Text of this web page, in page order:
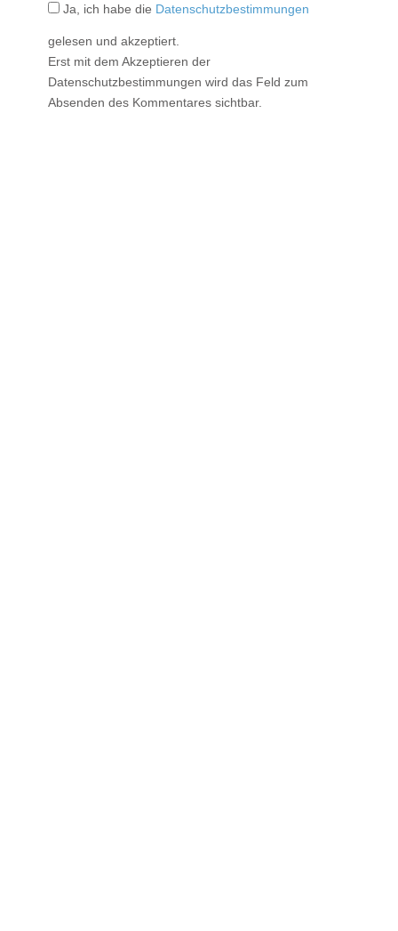
Ja, ich habe die Datenschutzbestimmungen
gelesen und akzeptiert.
Erst mit dem Akzeptieren der
Datenschutzbestimmungen wird das Feld zum
Absenden des Kommentares sichtbar.